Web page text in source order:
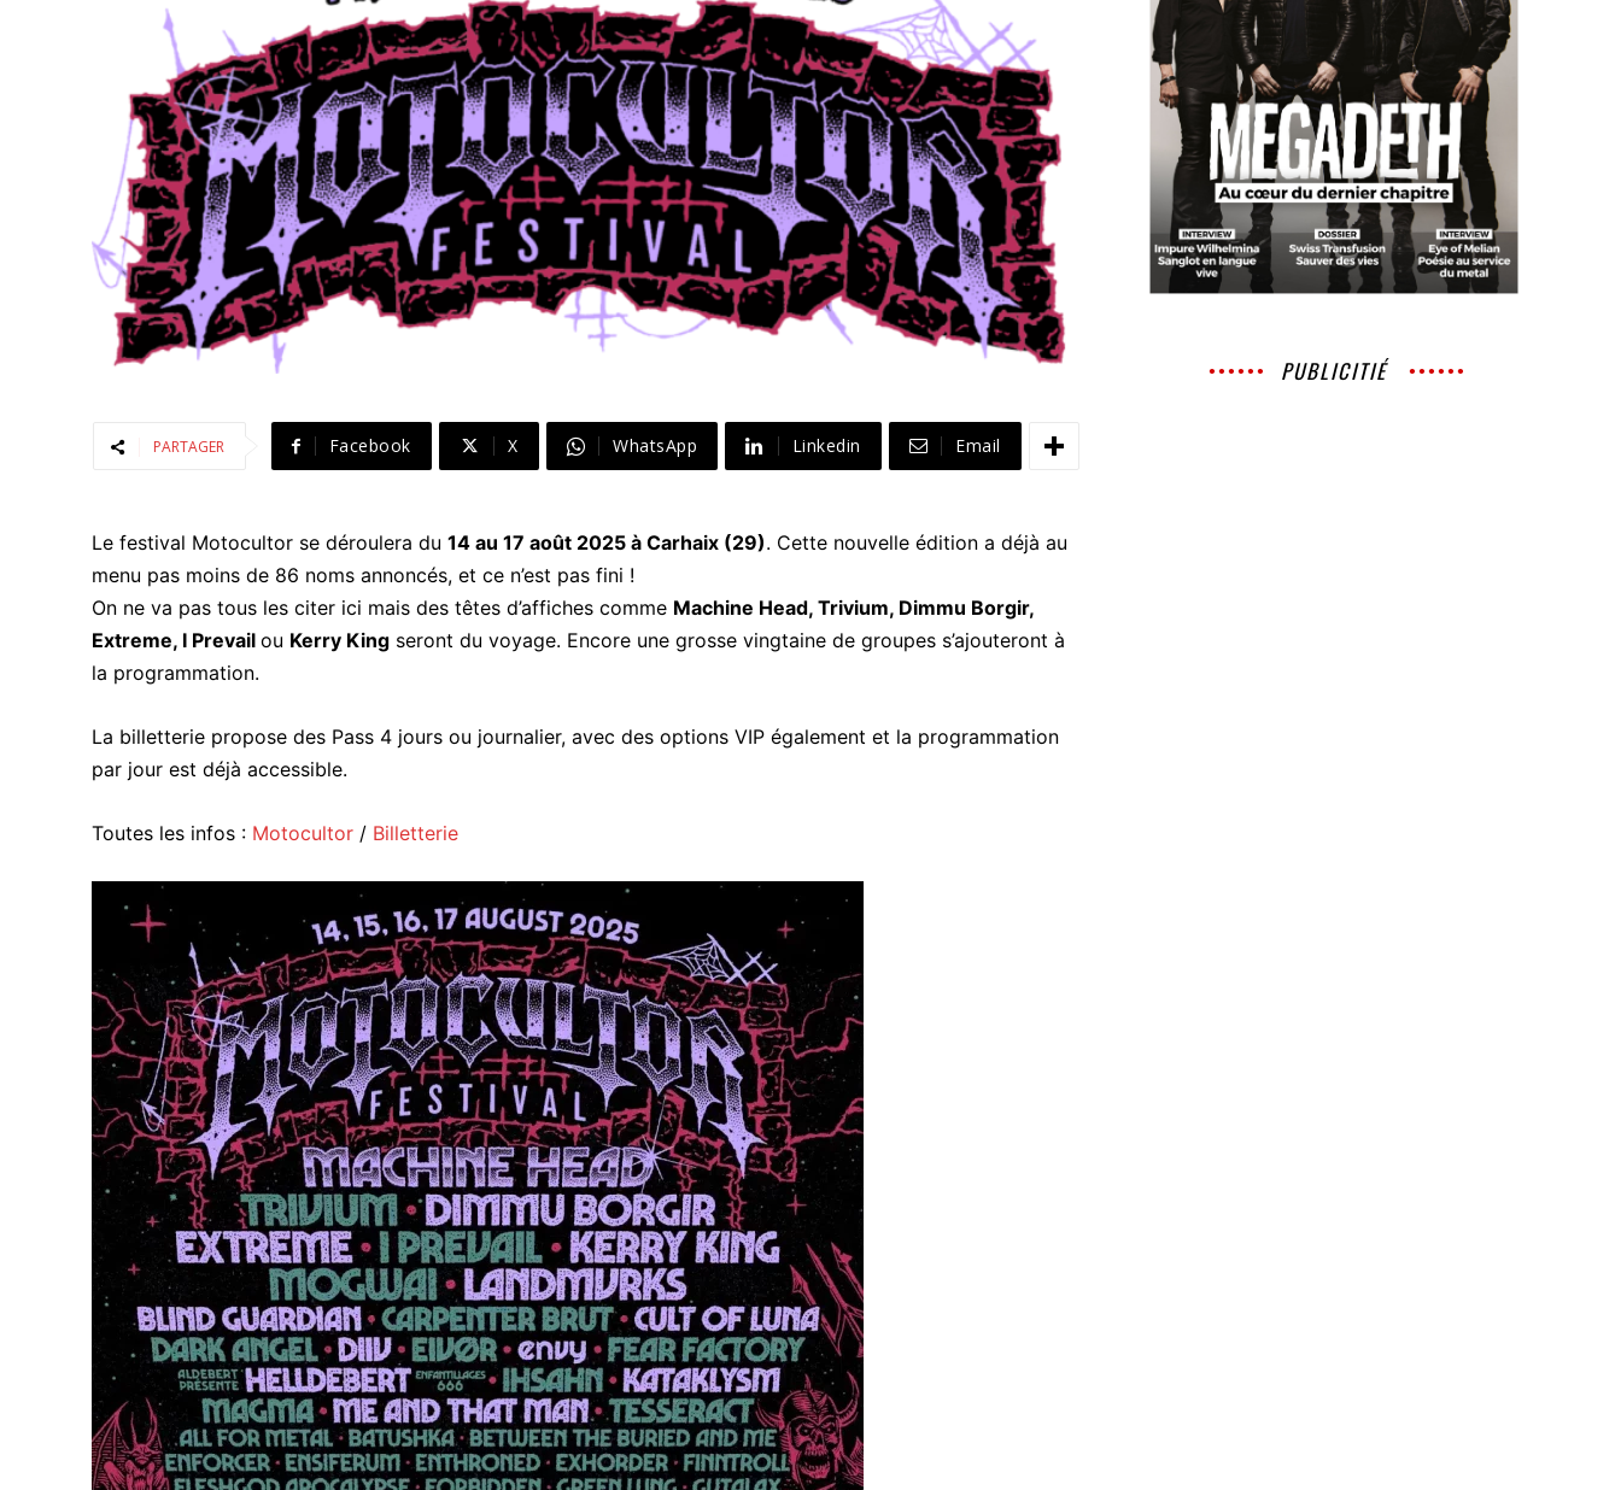
PARTAGER Facebook X WhatsApp Linkedin Email
Le festival Motocultor se déroulera du 14 au 17 août 2025 à Carhaix (29). Cette nouvelle édition a déjà au
menu pas moins de 86 noms annoncés, et ce n’est pas fini !
On ne va pas tous les citer ici mais des têtes d’affiches comme Machine Head, Trivium, Dimmu Borgir,
Extreme, I Prevail ou Kerry King seront du voyage. Encore une grosse vingtaine de groupes s’ajouteront à
la programmation.
La billetterie propose des Pass 4 jours ou journalier, avec des options VIP également et la programmation
par jour est déjà accessible.
Toutes les infos : Motocultor / Billetterie
PUBLICITIÉ